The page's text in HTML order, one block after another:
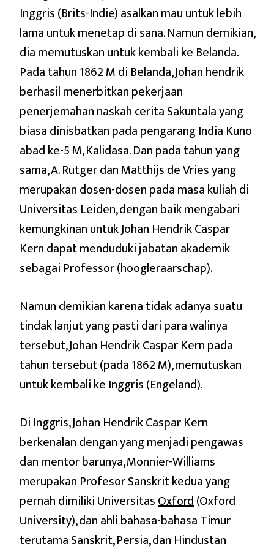
Inggris (Brits-Indie) asalkan mau untuk lebih
lama untuk menetap di sana. Namun demikian,
dia memutuskan untuk kembali ke Belanda.
Pada tahun 1862 M di Belanda, Johan hendrik
berhasil menerbitkan pekerjaan
penerjemahan naskah cerita Sakuntala yang
biasa dinisbatkan pada pengarang India Kuno
abad ke-5 M, Kalidasa. Dan pada tahun yang
sama, A. Rutger dan Matthijs de Vries yang
merupakan dosen-dosen pada masa kuliah di
Universitas Leiden, dengan baik mengabari
kemungkinan untuk Johan Hendrik Caspar
Kern dapat menduduki jabatan akademik
sebagai Professor (hoogleraarschap).
Namun demikian karena tidak adanya suatu
tindak lanjut yang pasti dari para walinya
tersebut, Johan Hendrik Caspar Kern pada
tahun tersebut (pada 1862 M), memutuskan
untuk kembali ke Inggris (Engeland).
Di Inggris, Johan Hendrik Caspar Kern
berkenalan dengan yang menjadi pengawas
dan mentor barunya, Monnier-Williams
merupakan Profesor Sanskrit kedua yang
pernah dimiliki UniversitasOxford(Oxford
University), dan ahli bahasa-bahasa Timur
terutama Sanskrit, Persia, dan Hindustan